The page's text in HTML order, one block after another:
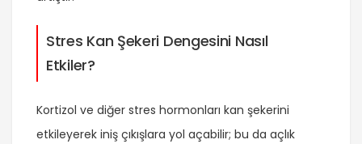
Stres Kan Şekeri Dengesini Nasıl
Etkiler?
Kortizol ve diğer stres hormonları kan şekerini
etkileyerek iniş çıkışlara yol açabilir; bu da açlık